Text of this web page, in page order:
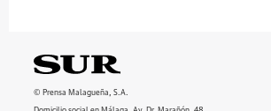
© Prensa Malagueña, S.A.